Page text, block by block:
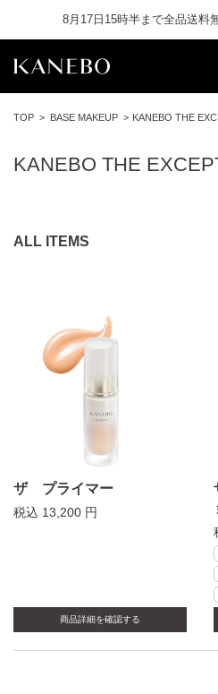
8月17日15時半まで全品送料
TOP BASE MAKEUP KANEBO THE
KANEBO THE
ALL ITEMS
ザ プライマー
税込 13,200 円
商品詳細を確認する